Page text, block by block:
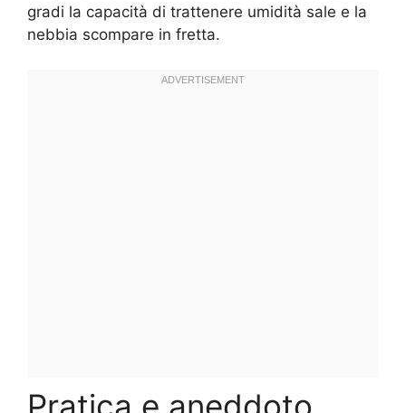
gradi la capacità di trattenere umidità sale e la
nebbia scompare in fretta.